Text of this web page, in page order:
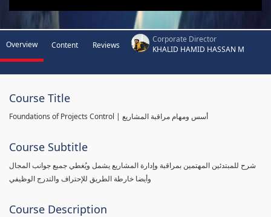
Overview Content Reviews
Corporate Director
KHALID HAMID HASSAN M
Course Title
Foundations of Projects Control | أسس ومهام مراقبة المشاريع
Course Subtitle
شرح للمبتدئين المهتمين بمراقبة وإدارة المشاريع يشمل ويُغطي جميع جوانب المجال
وأيضا خارطة الطريق للإحتراف والتدرج الوظيفي
Course Description